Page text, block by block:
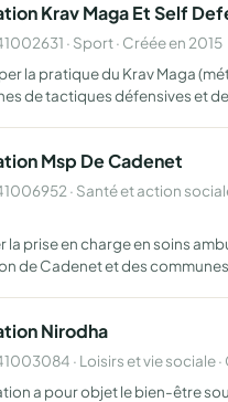
Krav Maga Et Self
· Sport · Créée en 2015
la pratique du Krav Maga
de tactiques défensives et
Msp De Cadenet
· Santé et action
la prise en charge en soins
de Cadenet et des
Nirodha
· Loisirs et vie sociale ·
a pour objet le bien-être